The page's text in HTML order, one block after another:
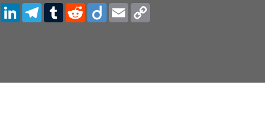
Facebook
LinkedInTelegram
TumblrRedditDiigo Email